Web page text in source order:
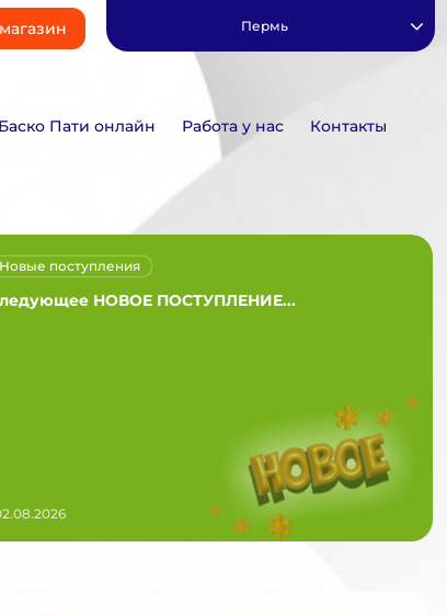
Пермь
Баско Пати онлайн Работа у нас Контакты
НОВОЕ ПОСТУПЛЕНИЕ...
Новые поступления